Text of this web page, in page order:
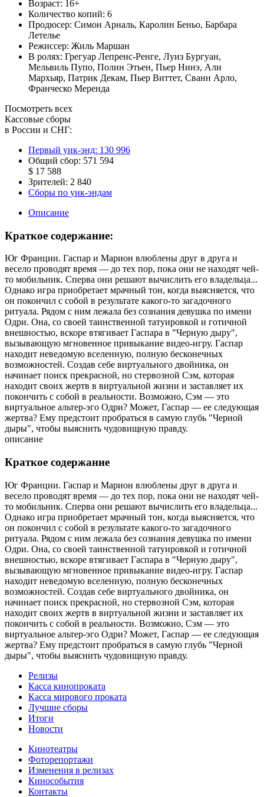
Возраст: 16+
Количество копий: 6
Продюсер: Симон Арналь, Каролин Беньо, Барбара
Летелье
Режиссер: Жиль Маршан
В ролях: Грегуар Лепренс-Ренге, Луиз Бургуан,
Мельвиль Пупо, Полин Этьен, Пьер Нинэ, Али
Мархьяр, Патрик Декам, Пьер Виттет, Сванн Арло,
Франческо Меренда
Посмотреть всех
Кассовые сборы
в России и СНГ:
Первый уик-энд: 130 996
Общий сбор: 571 594
$ 17 588
Зрителей: 2 840
Сборы по уик-эндам
Описание
Краткое содержание:
Юг Франции. Гаспар и Марион влюблены друг в друга и
весело проводят время — до тех пор, пока они не находят чей-
то мобильник. Сперва они решают вычислить его владельца...
Однако игра приобретает мрачный тон, когда выясняется, что
он покончил с собой в результате какого-то загадочного
ритуала. Рядом с ним лежала без сознания девушка по имени
Одри. Она, со своей таинственной татуировкой и готичной
внешностью, вскоре втягивает Гаспара в "Черную дыру",
вызывающую мгновенное привыкание видео-игру. Гаспар
находит неведомую вселенную, полную бесконечных
возможностей. Создав себе виртуального двойника, он
начинает поиск прекрасной, но стервозной Сэм, которая
находит своих жертв в виртуальной жизни и заставляет их
покончить с собой в реальности. Возможно, Сэм — это
виртуальное альтер-эго Одри? Может, Гаспар — ее следующая
жертва? Ему предстоит пробраться в самую глубь "Черной
дыры", чтобы выяснить чудовищную правду.
описание
Краткое содержание
Юг Франции. Гаспар и Марион влюблены друг в друга и
весело проводят время — до тех пор, пока они не находят чей-
то мобильник. Сперва они решают вычислить его владельца...
Однако игра приобретает мрачный тон, когда выясняется, что
он покончил с собой в результате какого-то загадочного
ритуала. Рядом с ним лежала без сознания девушка по имени
Одри. Она, со своей таинственной татуировкой и готичной
внешностью, вскоре втягивает Гаспара в "Черную дыру",
вызывающую мгновенное привыкание видео-игру. Гаспар
находит неведомую вселенную, полную бесконечных
возможностей. Создав себе виртуального двойника, он
начинает поиск прекрасной, но стервозной Сэм, которая
находит своих жертв в виртуальной жизни и заставляет их
покончить с собой в реальности. Возможно, Сэм — это
виртуальное альтер-эго Одри? Может, Гаспар — ее следующая
жертва? Ему предстоит пробраться в самую глубь "Черной
дыры", чтобы выяснить чудовищную правду.
Релизы
Касса кинопроката
Касса мирового проката
Лучшие сборы
Итоги
Новости
Кинотеатры
Фоторепортажи
Изменения в релизах
Кинособытия
Контакты